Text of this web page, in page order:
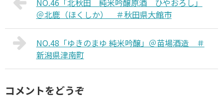
NO.46「北秋田 純米吟醸原酒 ひやおろし」
＠北鹿（ほくしか） ＃秋田県大館市
NO.48「ゆきのまゆ 純米吟醸」＠苗場酒造 ＃
新潟県津南町
コメントをどうぞ